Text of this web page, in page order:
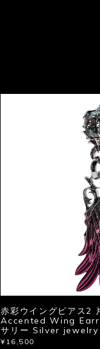
赤彩ウイングピアス2
Accented Wing
サリー Silver jewelry
¥16,500